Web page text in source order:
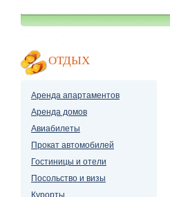
ОТДЫХ
Аренда апартаментов
Аренда домов
Авиабилеты
Прокат автомобилей
Гостиницы и отели
Посольство и визы
Курорты